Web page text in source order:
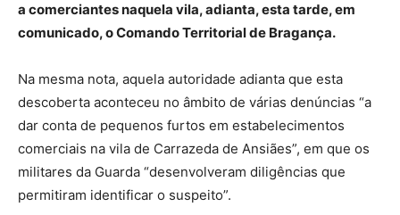
a comerciantes naquela vila, adianta, esta tarde, em
comunicado, o Comando Territorial de Bragança.
Na mesma nota, aquela autoridade adianta que esta
descoberta aconteceu no âmbito de várias denúncias “a
dar conta de pequenos furtos em estabelecimentos
comerciais na vila de Carrazeda de Ansiães”, em que os
militares da Guarda “desenvolveram diligências que
permitiram identificar o suspeito”.